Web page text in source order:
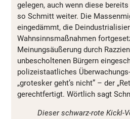
gelegen, auch wenn diese
so Schmitt weiter. Die
eingedämmt, die
Wahnsinnsmaßnahmen
Meinungsäußerung durch
unbescholtenen Bürgern
polizeistaatliches
„grotesker geht’s nicht” – der
gerechtfertigt. Wörtlich sagt
Dieser schwarz-rote Kickl-